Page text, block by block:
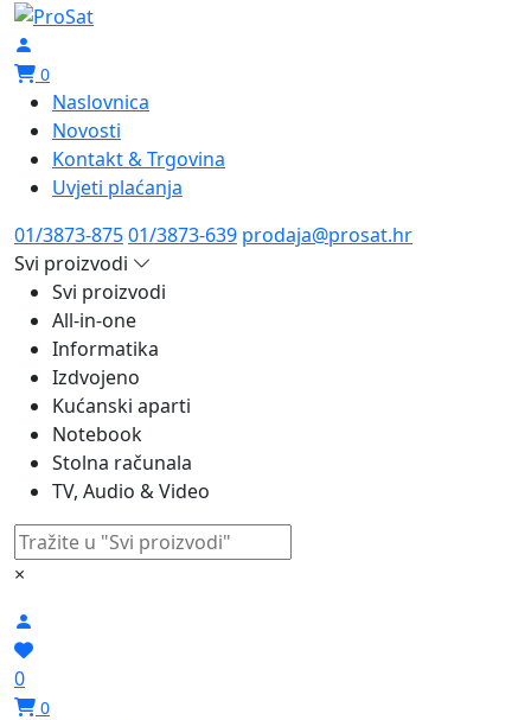
0
Naslovnica
Novosti
Kontakt & Trgovina
Uvjeti plaćanja
01/3873-87501/3873-639 prodaja@prosat.hr
Svi proizvodi
Svi proizvodi
All-in-one
Informatika
Izdvojeno
Kućanski aparti
Notebook
Stolna računala
TV, Audio & Video
×
0
0